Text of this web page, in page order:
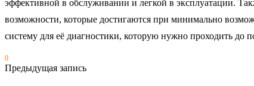
эффективной в обслуживании и легкой в эксплуатации.
возможности, которые достигаются при минимально
систему для её диагностики, которую нужно проходить до
0
Предыдущая запись